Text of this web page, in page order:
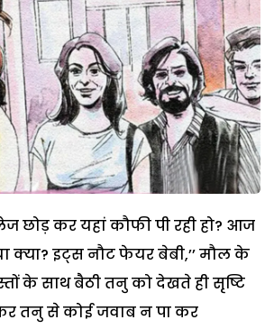
छोड़ कर यहां कौफी पी रही हो? आज
क्या? इट्स नौट फेयर बेबी,’’ मौल के
के साथ बैठी तनु को देखते ही सृष्टि
तनु से कोई जवाब न पा कर